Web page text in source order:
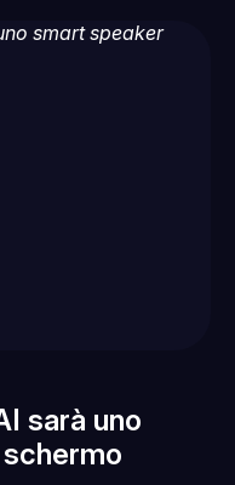
sarà uno